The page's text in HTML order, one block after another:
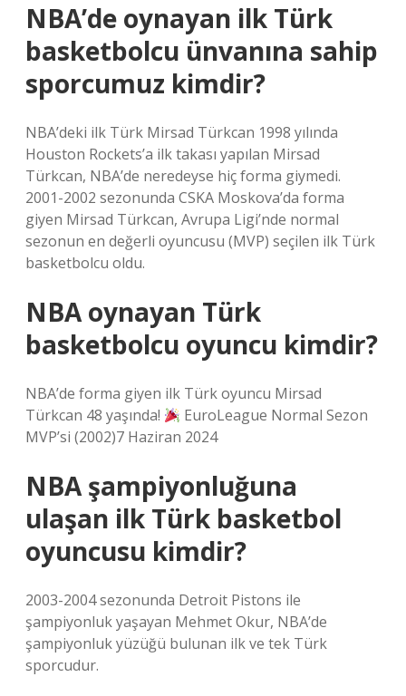
NBA’de oynayan ilk Türk
basketbolcu ünvanına sahip
sporcumuz kimdir?
NBA’deki ilk Türk Mirsad Türkcan 1998 yılında
Houston Rockets’a ilk takası yapılan Mirsad
Türkcan, NBA’de neredeyse hiç forma giymedi.
2001-2002 sezonunda CSKA Moskova’da forma
giyen Mirsad Türkcan, Avrupa Ligi’nde normal
sezonun en değerli oyuncusu (MVP) seçilen ilk Türk
basketbolcu oldu.
NBA oynayan Türk
basketbolcu oyuncu kimdir?
NBA’de forma giyen ilk Türk oyuncu Mirsad
Türkcan 48 yaşında!
EuroLeague Normal Sezon
MVP’si (2002)7 Haziran 2024
NBA şampiyonluğuna
ulaşan ilk Türk basketbol
oyuncusu kimdir?
2003-2004 sezonunda Detroit Pistons ile
şampiyonluk yaşayan Mehmet Okur, NBA’de
şampiyonluk yüzüğü bulunan ilk ve tek Türk
sporcudur.